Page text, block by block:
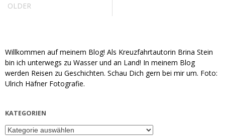
OLDER
Willkommen auf meinem Blog! Als Kreuzfahrtautorin Brina Stein
bin ich unterwegs zu Wasser und an Land! In meinem Blog
werden Reisen zu Geschichten. Schau Dich gern bei mir um. Foto:
Ulrich Häfner Fotografie.
KATEGORIEN
Kategorien